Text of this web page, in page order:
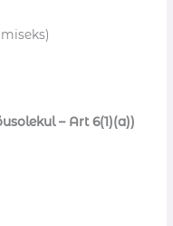
– Art 6(1)(a))